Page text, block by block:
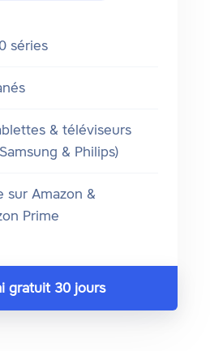
séries
& téléviseurs
& Philips)
sur Amazon &
Prime
gratuit 30 jours